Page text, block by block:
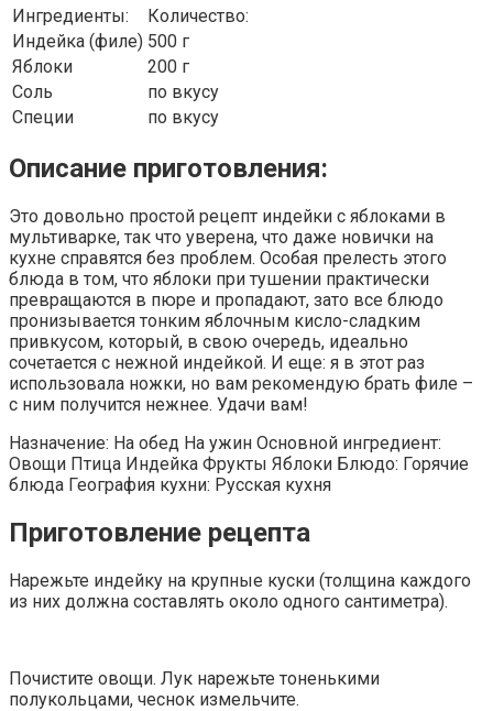
Ингредиенты:
Количество:
Индейка (филе) 500 г
Яблоки
200 г
Соль
по вкусу
Специи
по вкусу
Описание приготовления:
Это довольно простой рецепт индейки с яблоками в
мультиварке, так что уверена, что даже новички на
кухне справятся без проблем. Особая прелесть этого
блюда в том, что яблоки при тушении практически
превращаются в пюре и пропадают, зато все блюдо
пронизывается тонким яблочным кисло-сладким
привкусом, который, в свою очередь, идеально
сочетается с нежной индейкой. И еще: я в этот раз
использовала ножки, но вам рекомендую брать филе –
с ним получится нежнее. Удачи вам!
Назначение: На обед На ужин Основной ингредиент:
Овощи Птица Индейка Фрукты Яблоки Блюдо: Горячие
блюда География кухни: Русская кухня
Приготовление рецепта
Нарежьте индейку на крупные куски (толщина каждого
из них должна составлять около одного сантиметра).
Почистите овощи. Лук нарежьте тоненькими
полукольцами, чеснок измельчите.